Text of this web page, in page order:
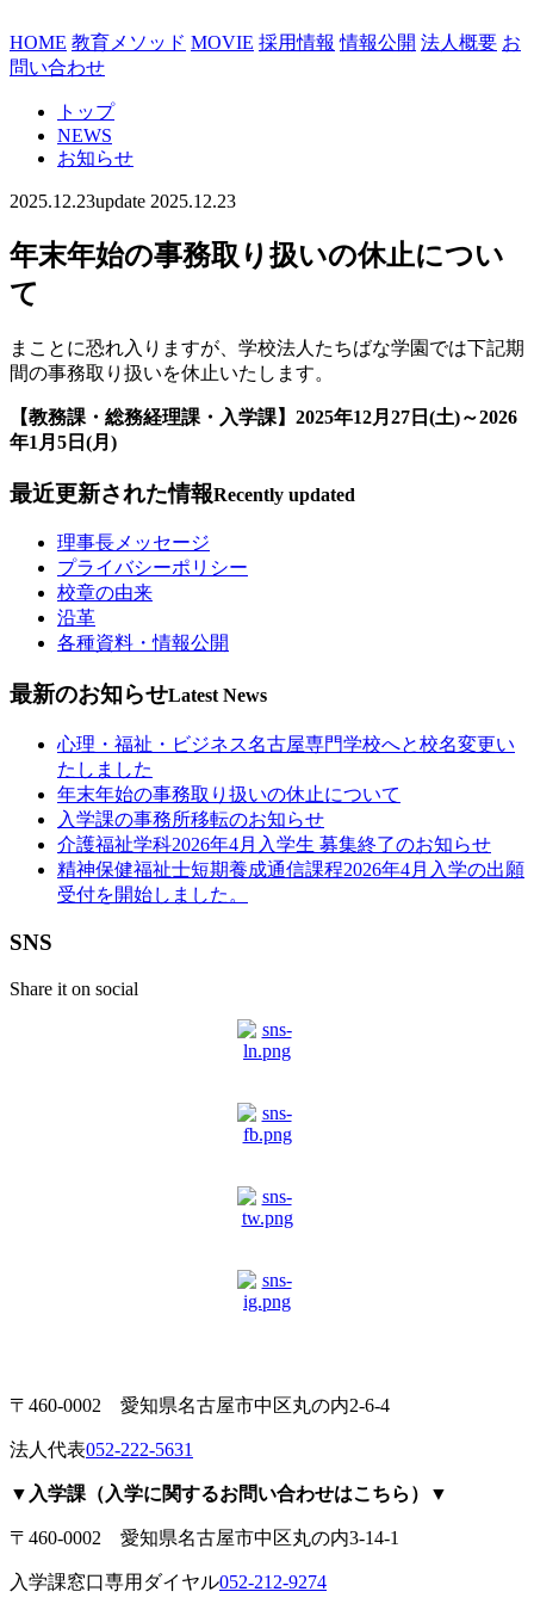
HOME 教育メソッド MOVIE 採用情報 情報公開 法人概要 お
問い合わせ
トップ
NEWS
お知らせ
2025.12.23update 2025.12.23
年末年始の事務取り扱いの休止につい
て
まことに恐れ入りますが、学校法人たちばな学園では下記期
間の事務取り扱いを休止いたします。
【教務課・総務経理課・入学課】 2025年12月 27 日 (土)～2026
年1 月 5 日 (月 )
最近更新された情報Recently updated
理事長メッセージ
プライバシーポリシー
校章の由来
沿革
各種資料・情報公開
最新のお知らせLatest News
心理・福祉・ビジネス名古屋専門学校へと校名変更い
たしました
年末年始の事務取り扱いの休止について
入学課の事務所移転のお知らせ
介護福祉学科2026年4月入学生 募集終了のお知らせ
精神保健福祉士短期養成通信課程2026年4月入学の出願
受付を開始しました。
SNS
Share it on social
〒460-0002 愛知県名古屋市中区丸の内2-6-4
法人代表052-222-5631
▼入学課（入学に関するお問い合わせはこちら）▼
〒460-0002 愛知県名古屋市中区丸の内3-14-1
入学課窓口専用ダイヤル052-212-9274